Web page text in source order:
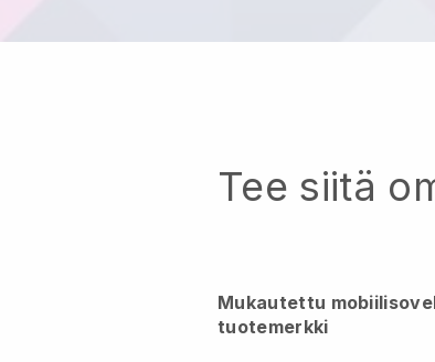
Tee siitä
Mukautettu
tuotemerkki